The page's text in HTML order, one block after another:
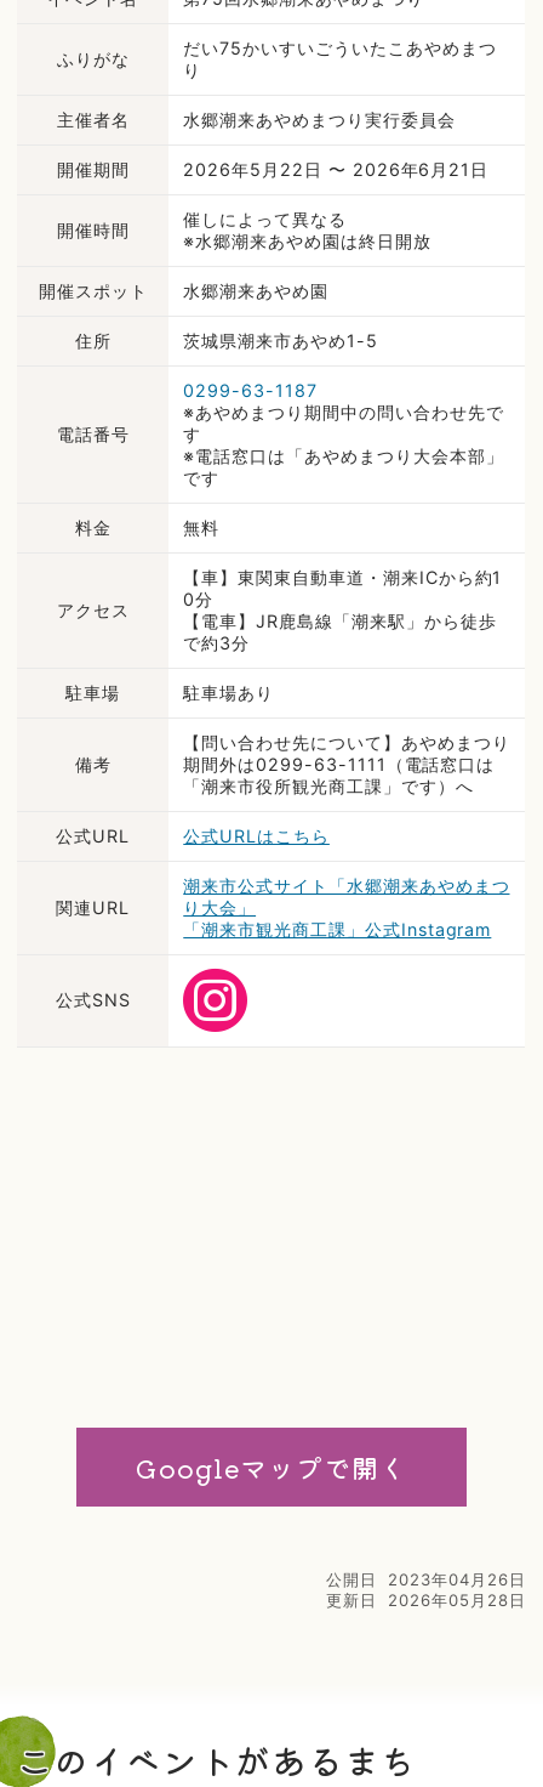
ふりがな
だい75かいすいごういたこあやめまつ
り
主催者名 水郷潮来あやめまつり実行委員会
開催期間 2026年5月22日 〜 2026年6月21日
開催時間
催しによって異なる
※水郷潮来あやめ園は終日開放
開催スポット 水郷潮来あやめ園
住所 茨城県潮来市あやめ1-5
電話番号
0299-63-1187
※あやめまつり期間中の問い合わせ先で
す
※電話窓口は「あやめまつり大会本部」
です
料金 無料
アクセス
【車】東関東自動車道・潮来ICから約1
0分
【電車】JR鹿島線「潮来駅」から徒歩
で約3分
駐車場 駐車場あり
備考
【問い合わせ先について】あやめまつり
期間外は0299-63-1111（電話窓口は
「潮来市役所観光商工課」です）へ
公式URL 公式URLはこちら
関連URL
潮来市公式サイト「水郷潮来あやめまつ
り大会」
「潮来市観光商工課」公式Instagram
公式SNS
Googleマップで開く
公開日
2023年04月26日
更新日
2026年05月28日
このイベントがあるまち